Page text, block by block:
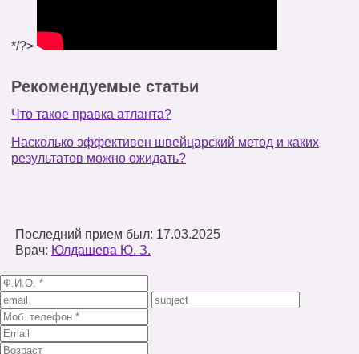
*/?>
Рекомендуемые статьи
Что такое правка атланта?
Насколько эффективен швейцарский метод и каких
результатов можно ожидать?
Последний прием был: 17.03.2025
Врач: Юлдашева Ю. З.